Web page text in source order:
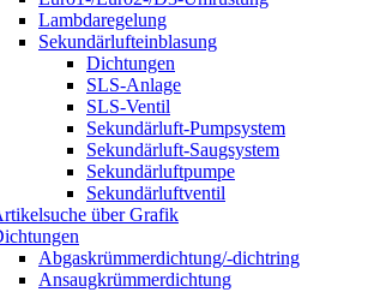
Lambdaregelung
Sekundärlufteinblasung
Dichtungen
SLS-Anlage
SLS-Ventil
Sekundärluft-Pumpsystem
Sekundärluft-Saugsystem
Sekundärluftpumpe
Sekundärluftventil
über Grafik
Abgaskrümmerdichtung/-dichtring
Ansaugkrümmerdichtung